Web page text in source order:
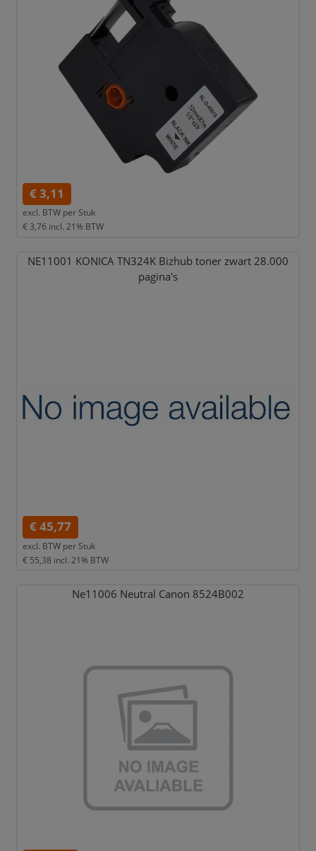
€ 3,11
excl. BTW per Stuk
€ 3,76 incl. 21% BTW
NE11001 KONICA TN324K Bizhub toner zwart 28.000
pagina's
€ 45,77
excl. BTW per Stuk
€ 55,38 incl. 21% BTW
Ne11006 Neutral Canon 8524B002